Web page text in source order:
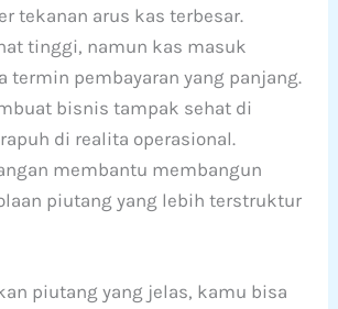
tekanan arus kas terbesar.
tinggi, namun kas masuk
termin pembayaran yang panjang.
bisnis tampak sehat di
di realita operasional.
membantu membangun
piutang yang lebih terstruktur
piutang yang jelas, kamu bisa